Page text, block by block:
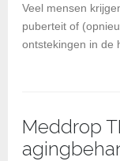
Veel mensen
puberteit of
ontstekingen in de
Meddrop